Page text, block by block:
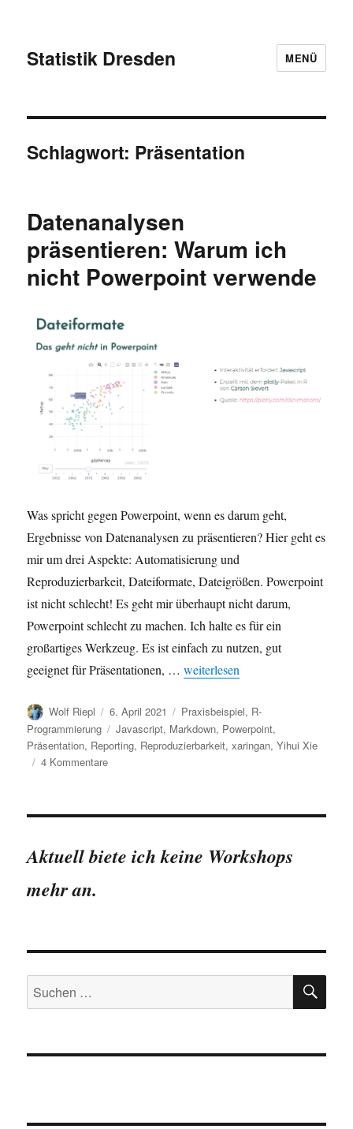
Statistik Dresden MENÜ
Schlagwort: Präsentation
Datenanalysen
präsentieren: Warum ich
nicht Powerpoint verwende
Was spricht gegen Powerpoint, wenn es darum geht,
Ergebnisse von Datenanalysen zu präsentieren? Hier geht es
mir um drei Aspekte: Automatisierung und
Reproduzierbarkeit, Dateiformate, Dateigrößen. Powerpoint
ist nicht schlecht! Es geht mir überhaupt nicht darum,
Powerpoint schlecht zu machen. Ich halte es für ein
großartiges Werkzeug. Es ist einfach zu nutzen, gut
geeignet für Präsentationen, …„Datenanalysen präsentieren:
weiterlesen
Autor
Wolf Riepl
Veröffentlicht
am
6. April 2021 Kategorien
Praxisbeispiel, R-
Programmierung
Schlagwörter
Javascript, Markdown, Powerpoint,
Präsentation, Reporting, Reproduzierbarkeit,xaringan,Yihui Xie
4 Kommentarezu
Powerpoint
Aktuell biete ich keine Workshops
mehr an.
Suchen
nach: